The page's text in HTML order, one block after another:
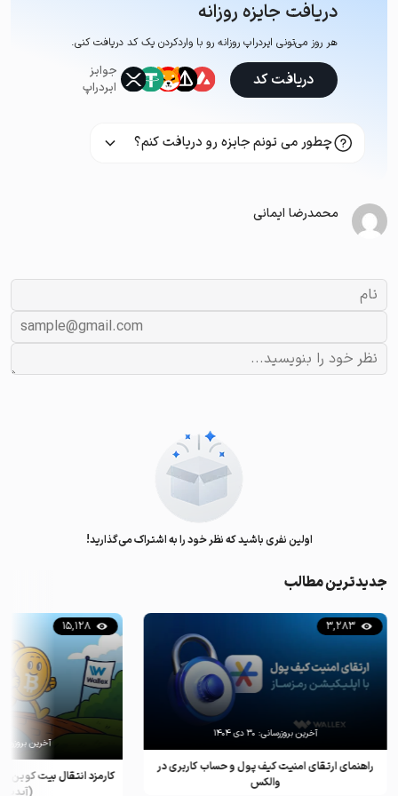
دریافت جایزه روزانه
هر روز می‌تونی ایردراپ روزانه رو با وارد‌کردن یک کد دریافت کنی.
جوایز
ایردراپ
دریافت کد
چطور می تونم جایزه رو دریافت کنم؟
محمدرضا ایمانی
اولین نفری باشید که نظر خود را به اشتراک می‌گذارید!
جدیدترین مطالب
راهنمای ارتقای امنیت کیف پول و حساب کاربری در
والکس
3,283
آخرین بروزرسانی: ۳۰ دی ۱۴۰۴
کارمزد انتقال بیت کوین
(آپدیت
15,128
آخرین